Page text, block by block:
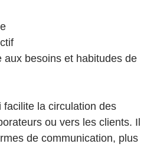
aux besoins et habitudes de
facilite la circulation des
ou vers les clients. Il
de communication, plus